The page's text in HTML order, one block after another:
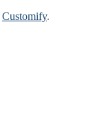
Customify.